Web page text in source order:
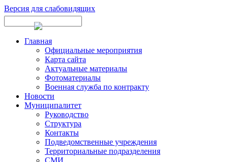
Версия для слабовидящих
Главная
Официальные мероприятия
Карта сайта
Актуальные материалы
Фотоматериалы
Военная служба по контракту
Новости
Муниципалитет
Руководство
Структура
Контакты
Подведомственные учреждения
Территориальные подразделения
СМИ